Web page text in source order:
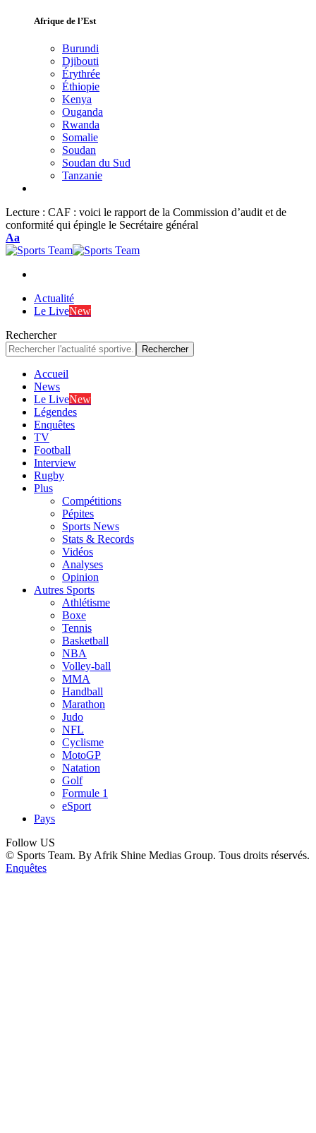
Afrique de l’Est
Burundi
Djibouti
Érythrée
Éthiopie
Kenya
Ouganda
Rwanda
Somalie
Soudan
Soudan du Sud
Tanzanie
Lecture : CAF : voici le rapport de la Commission d’audit et de
conformité qui épingle le Secrétaire général
Font
Resizer
Aa
Actualité
Le LiveNew
Rechercher
Accueil
News
Le LiveNew
Légendes
Enquêtes
TV
Football
Interview
Rugby
Plus
Compétitions
Pépites
Sports News
Stats & Records
Vidéos
Analyses
Opinion
Autres Sports
Athlétisme
Boxe
Tennis
Basketball
NBA
Volley-ball
MMA
Handball
Marathon
Judo
NFL
Cyclisme
MotoGP
Natation
Golf
Formule 1
eSport
Pays
Follow US
© Sports Team. By Afrik Shine Medias Group. Tous droits réservés.
Enquêtes